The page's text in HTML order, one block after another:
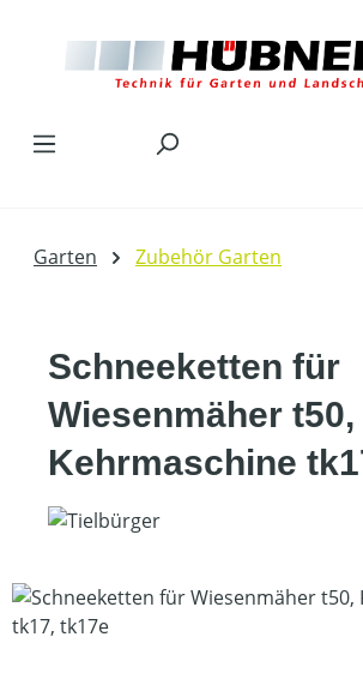
Garten Zubehör Garten
Schneeketten für
Wiesenmäher t50,
Kehrmaschine
Bildergalerie überspringen